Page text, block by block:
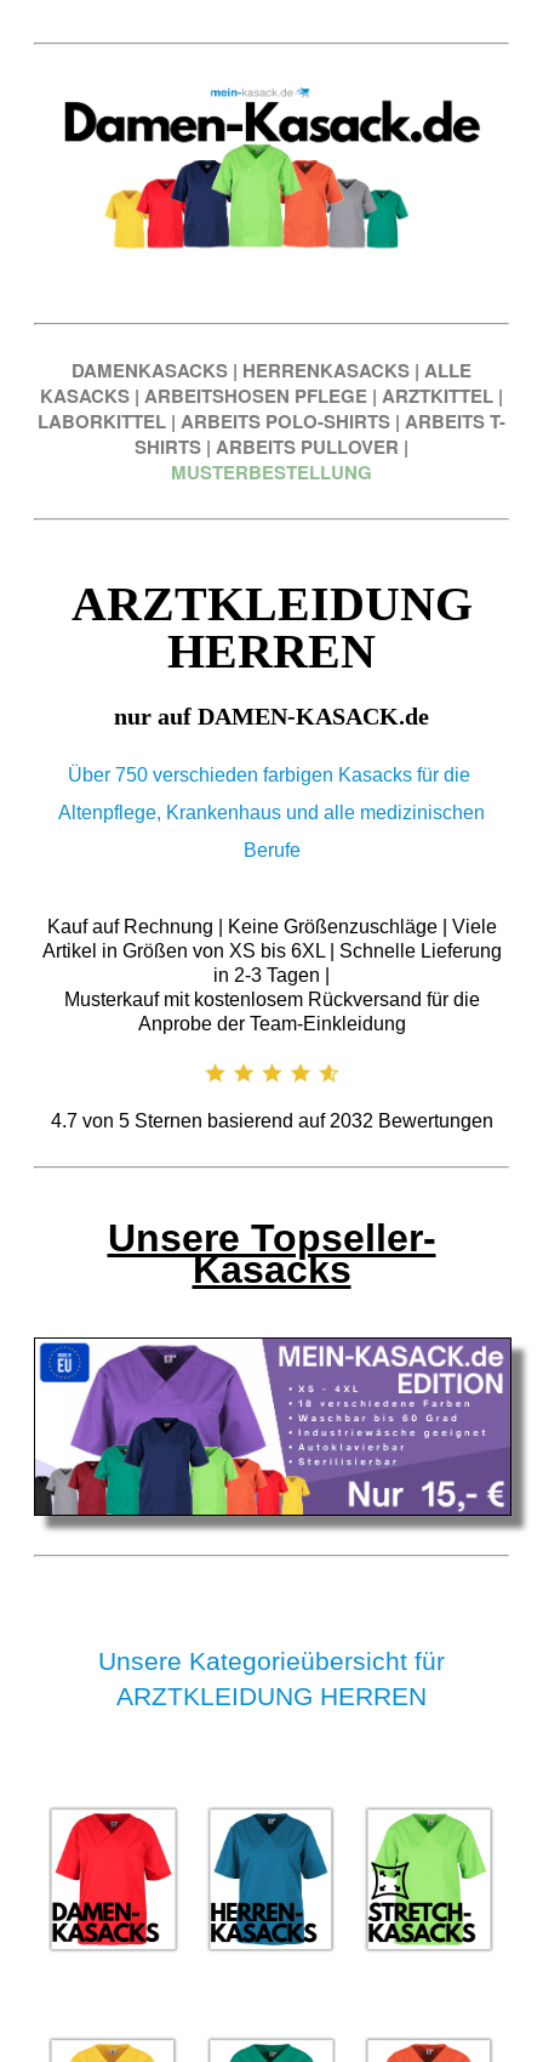
DAMENKASACKS | HERRENKASACKS | ALLE
KASACKS | ARBEITSHOSEN PFLEGE | ARZTKITTEL |
LABORKITTEL | ARBEITS POLO-SHIRTS | ARBEITS T-
SHIRTS | ARBEITS PULLOVER |
MUSTERBESTELLUNG
ARZTKLEIDUNG
HERREN
nur auf DAMEN-KASACK.de
Über 750 verschieden farbigen Kasacks für die
Altenpflege, Krankenhaus und alle medizinischen
Berufe
Kauf auf Rechnung | Keine Größenzuschläge | Viele
Artikel in Größen von XS bis 6XL | Schnelle Lieferung
in 2-3 Tagen |
Musterkauf mit kostenlosem Rückversand für die
Anprobe der Team-Einkleidung
4.7von 5Sternen basierend auf 2032 Bewertungen
Unsere Topseller-
Kasacks
Unsere Kategorieübersicht für
ARZTKLEIDUNG HERREN